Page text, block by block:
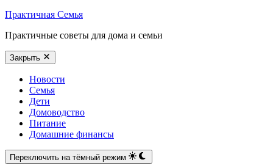
Практичная Семья
Практичные советы для дома и семьи
Закрыть
Новости
Семья
Дети
Домоводство
Питание
Домашние финансы
Переключить на тёмный режим